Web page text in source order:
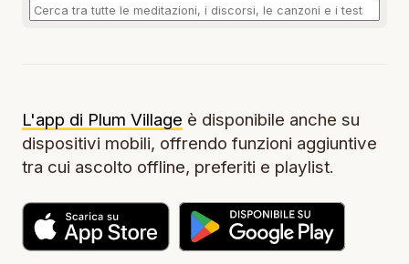
L'app di Plum Village è disponibile anche su
dispositivi mobili, offrendo funzioni aggiuntive
tra cui ascolto offline, preferiti e playlist.